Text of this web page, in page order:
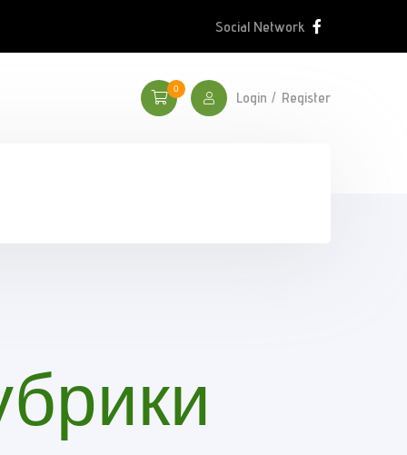
Social Network
0
Login Register